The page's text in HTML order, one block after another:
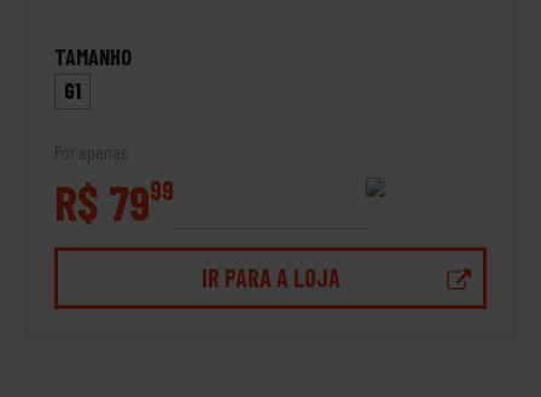
TAMANHO
G1
Por apenas
R$ 7999
IR PARA A LOJA